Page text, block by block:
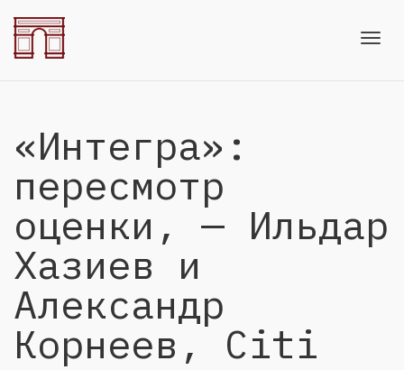
«Интегра»:
пересмотр
оценки, — Ильдар
Хазиев и
Александр
Корнеев, Citi